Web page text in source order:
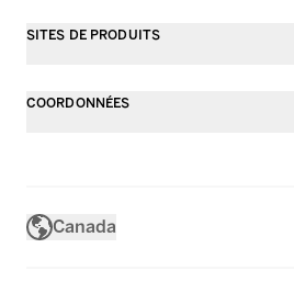
SITES DE PRODUITS
COORDONNÉES
Canada